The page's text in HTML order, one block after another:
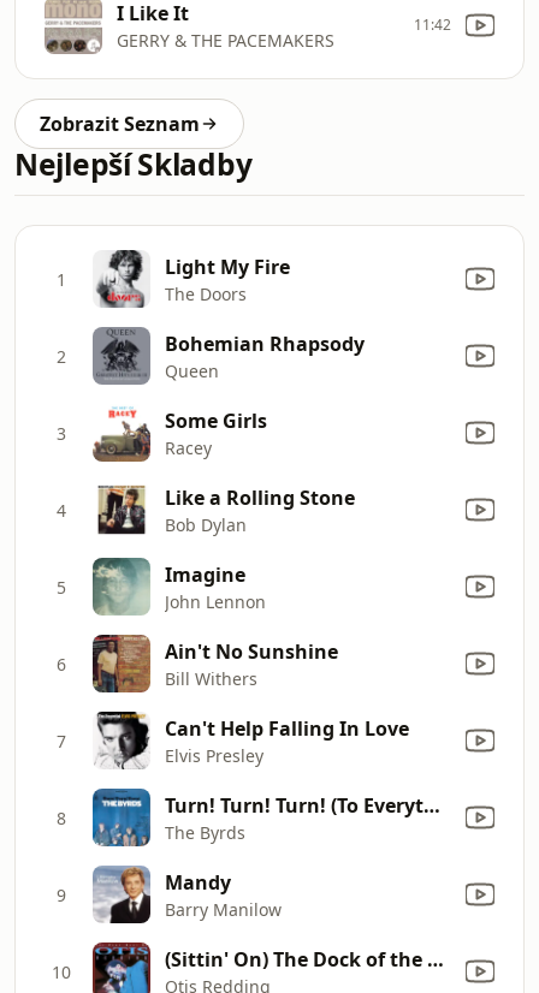
I Like It
GERRY & THE PACEMAKERS
11:42
Zobrazit Seznam
Nejlepší Skladby
1 Light My Fire
The Doors
2 Bohemian Rhapsody
Queen
3 Some Girls
Racey
4 Like a Rolling Stone
Bob Dylan
5 Imagine
John Lennon
6 Ain't No Sunshine
Bill Withers
7 Can't Help Falling In Love
Elvis Presley
8 Turn! Turn! Turn! (To Everything There Is a Season)
The Byrds
9 Mandy
Barry Manilow
10 (Sittin' On) The Dock of the Bay
Otis Redding